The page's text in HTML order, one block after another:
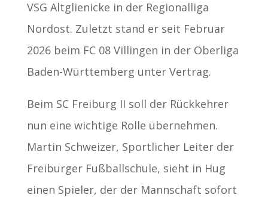
VSG Altglienicke in der Regionalliga
Nordost. Zuletzt stand er seit Februar
2026 beim FC 08 Villingen in der Oberliga
Baden-Württemberg unter Vertrag.
Beim SC Freiburg II soll der Rückkehrer
nun eine wichtige Rolle übernehmen.
Martin Schweizer, Sportlicher Leiter der
Freiburger Fußballschule, sieht in Hug
einen Spieler, der der Mannschaft sofort